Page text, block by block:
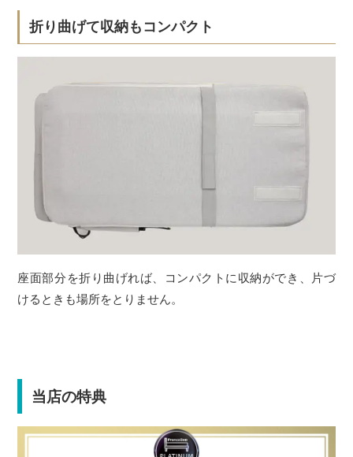
折り曲げて収納もコンパクト
座面部分を折り曲げれば、コンパクトに収納ができ、片づ
けるときも場所をとりません。
当店の特典